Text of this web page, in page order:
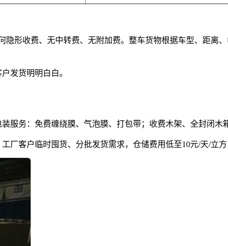
隐形收费、无中转费、无附加费。整车货物根据车型、距离
发货明明白白。
务：免费缠绕膜、气泡膜、打包带；收费木架、全封闭木
厂客户临时囤货、分批发货需求，仓储费用低至10元/天/立方